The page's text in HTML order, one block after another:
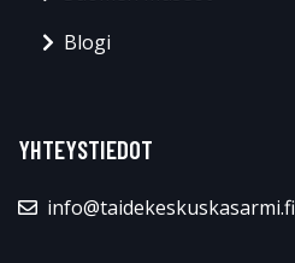
Blogi
YHTEYSTIEDOT
info@taidekeskuskasarmi.fi